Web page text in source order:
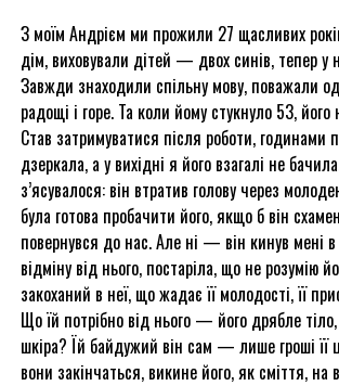
З моїм Андрієм ми прожили 27 щасливих
дім, виховували дітей — двох синів, тепер у
Завжди знаходили спільну мову, поважали
радощі і горе. Та коли йому стукнуло 53,
Став затримуватися після роботи, годинами
дзеркала, а у вихідні я його взагалі не
з’ясувалося: він втратив голову через
була готова пробачити його, якщо б він
повернувся до нас. Але ні — він кинув мені
відміну від нього, постаріла, що не розумію
закоханий в неї, що жадає її молодості, її
Що їй потрібно від нього — його дрябле
шкіра? Їй байдужий він сам — лише гроші її
вони закінчаться, викине його, як сміття, на